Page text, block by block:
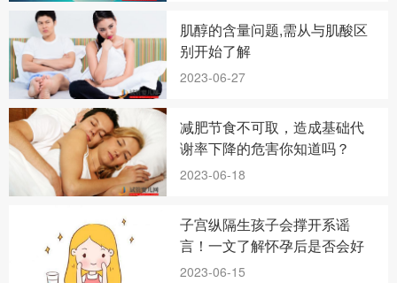
肌醇的含量问题,需从与肌酸区
别开始了解
2023-06-27
减肥节食不可取，造成基础代
谢率下降的危害你知道吗？
2023-06-18
子宫纵隔生孩子会撑开系谣
言！一文了解怀孕后是否会好
2023-06-15